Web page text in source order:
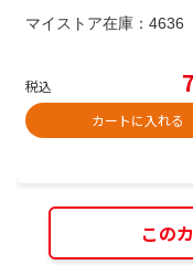
マイストア在庫： 4636
税込
カートに入れる
この